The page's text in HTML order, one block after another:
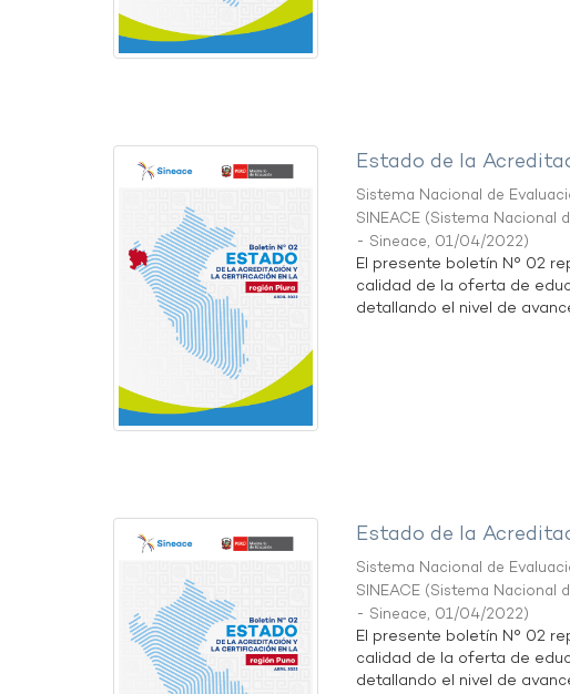
Estado de la
Sistema Nacional de
SINEACE (Sistema Nacional
- Sineace, 01/04/2022)
El presente boletín N° 02
calidad de la oferta de
detallando el nivel de
Estado de la
Sistema Nacional de
SINEACE (Sistema Nacional
- Sineace, 01/04/2022)
El presente boletín N° 02
calidad de la oferta de
detallando el nivel de